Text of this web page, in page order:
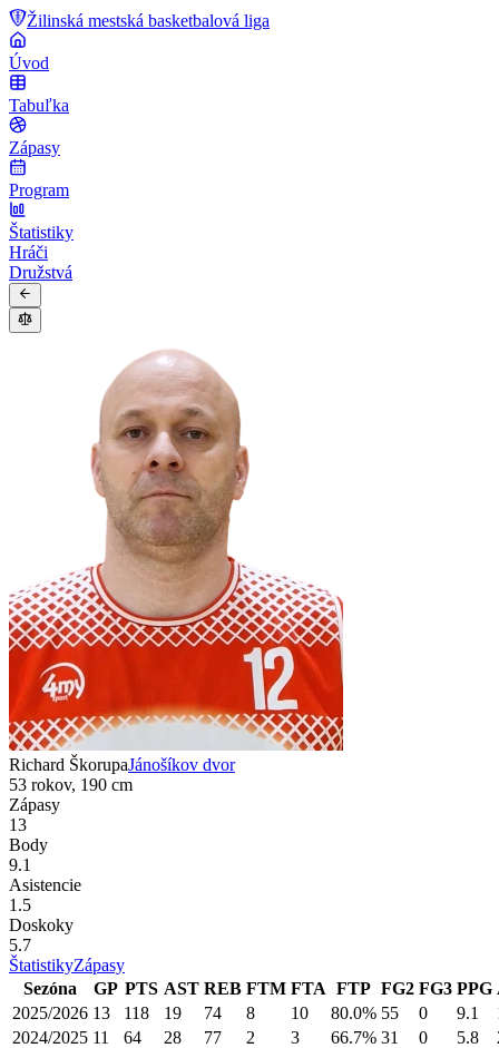
Žilinská mestská basketbalová liga
Úvod
Tabuľka
Zápasy
Program
Štatistiky
Hráči
Družstvá
Richard ŠkorupaJánošíkov dvor
53 rokov, 190 cm
Zápasy
13
Body
9.1
Asistencie
1.5
Doskoky
5.7
ŠtatistikyZápasy
Sezóna
GP PTS AST REB FTM FTA FTP FG2 FG3 PPG
2025/2026 13 118 19 74 8 10 80.0% 55 0 9.1
2024/2025 11 64 28 77 2 3 66.7% 31 0 5.8